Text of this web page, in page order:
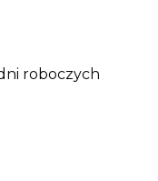
roboczych